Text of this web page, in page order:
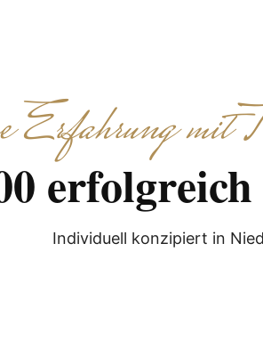
mit
erfolgreich
Individuell konzipiert in